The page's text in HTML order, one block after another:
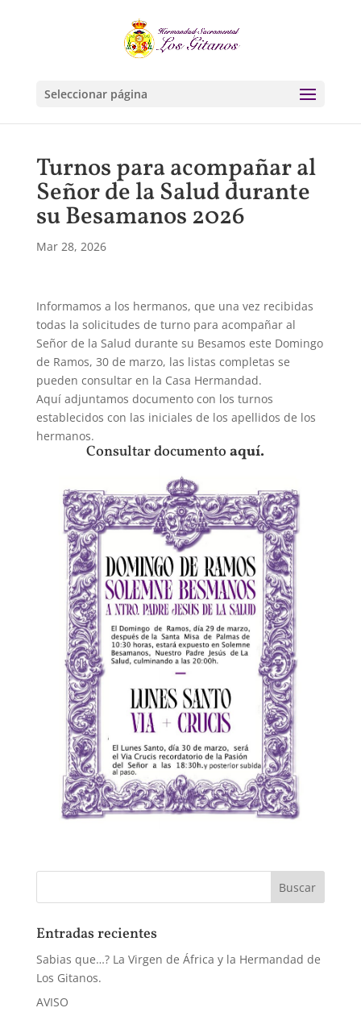
Seleccionar página
Turnos para acompañar al
Señor de la Salud durante
su Besamanos 2026
Mar 28, 2026
Informamos a los hermanos, que una vez recibidas
todas la solicitudes de turno para acompañar al
Señor de la Salud durante su Besamos este Domingo
de Ramos, 30 de marzo, las listas completas se
pueden consultar en la Casa Hermandad.
Aquí adjuntamos documento con los turnos
establecidos con las iniciales de los apellidos de los
hermanos.
Consultar documentoaquí.
Entradas recientes
Sabias que…? La Virgen de África y la Hermandad de
Los Gitanos.
AVISO